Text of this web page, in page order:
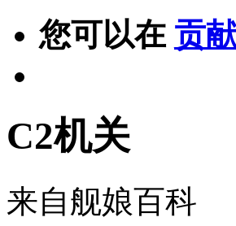
您可以在 贡
C2机关
来自舰娘百科